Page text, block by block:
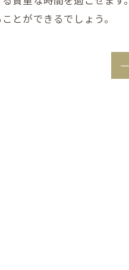
とができるでしょう。